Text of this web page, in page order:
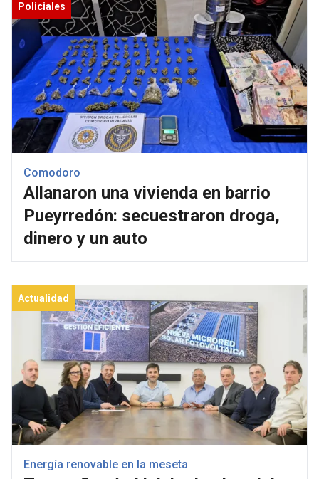
Policiales
Comodoro
Allanaron una vivienda en barrio
Pueyrredón: secuestraron droga,
dinero y un auto
Actualidad
Energía renovable en la meseta